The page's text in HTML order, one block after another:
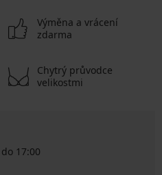
Výměna a vrácení
zdarma
Chytrý průvodce
velikostmi
17:00